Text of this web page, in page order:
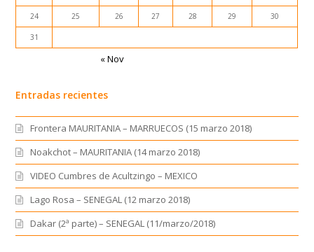
24 25 26 27 28 29 30
31
« Nov
Entradas recientes
Frontera MAURITANIA – MARRUECOS (15 marzo 2018)
Noakchot – MAURITANIA (14 marzo 2018)
VIDEO Cumbres de Acultzingo – MEXICO
Lago Rosa – SENEGAL (12 marzo 2018)
Dakar (2ª parte) – SENEGAL (11/marzo/2018)